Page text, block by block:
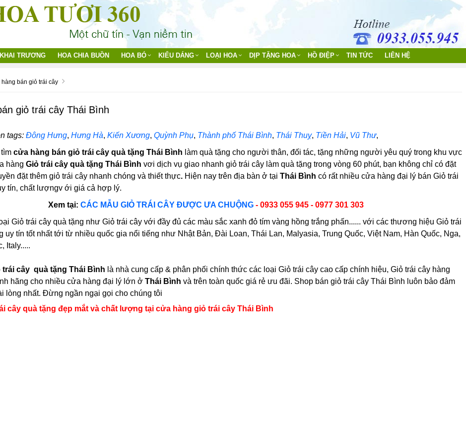
TRƯƠNG HOA CHIA BUỒN HOA BÓ KIỂU DÁNG LOẠI HOA DỊP TẶNG HOA HỒ ĐIỆP TIN TỨC LIÊN HỆ
bán giỏ trái cây
giỏ trái cây Thái Bình
tags: Đông Hưng, Hưng Hà, Kiến Xương, Quỳnh Phụ, Thành phố Thái Bình, Thái Thuỵ, Tiền Hải, Vũ Thư,
cửa hàng bán giỏ trái cây quà tặng Thái Bình làm quà tặng cho người thân, đối tác, tặng những người yêu quý trong khu vực
hàng Giỏ trái cây quà tặng Thái Bình vơi dịch vụ giao nhanh giỏ trái cây làm quà tặng trong vòng 60 phút, bạn không chỉ có đặt
đặt thêm giỏ trái cây nhanh chóng và thiết thực.Hiện nay trên địa bàn ở tại Thái Bình có rất nhiều cửa hàng đại lý bán Giỏ trái
tín, chất lượngv ới giá cả hợp lý.
Xem tại: CÁC MẪU GIỎ TRÁI CÂY ĐƯỢC ƯA CHUỘNG - 0933 055 945 - 0977 301 303
Giỏ trái cây quà tặng như Giỏ trái cây với đầy đủ các màu sắc xanh đỏ tím vàng hồng trắng phấn...... với các thương hiệu Giỏ trái
uy tín tốt nhất tới từ nhiều quốc gia nổi tiếng như Nhật Bản, Đài Loan, Thái Lan, Malyasia, Trung Quốc, Việt Nam, Hàn Quốc, Nga,
Italy.....
trái cây quà tặng Thái Bình là nhà cung cấp & phân phối chính thức các loại Giỏ trái cây cao cấp chính hiệu, Giỏ trái cây hàng
hãng cho nhiều cửa hàng đại lý lớn ở Thái Bình và trên toàn quốc giá rẻ ưu đãi. Shop bán giỏ trái cây Thái Bình luôn bảo đảm
lòng nhất. Đừng ngần ngại gọi cho chúng tôi
cây quà tặng đẹp mắt và chất lượng tại cửa hàng giỏ trái cây Thái Bình